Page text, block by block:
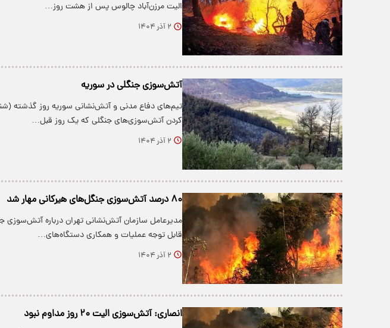
الیت مرزن‌آباد چالوس پس از هشت روز…
۲ آذر ۱۴۰۴
آتش‌سوزی جنگلی در سوریه
تیم‌های دفاع مدنی و آتش‌نشانی سوریه روز گذشته
کردن آتش‌سوزی‌های جنگلی که یک روز قبل…
۲ آذر ۱۴۰۴
۸۰ درصد آتش‌سوزی جنگل‌های هیرکانی مهار شد
مدیرعامل سازمان آتش‌نشانی تهران درباره
قابل توجه عملیات و همکاری دستگاه‌های…
۲ آذر ۱۴۰۴
انصاری: آتش‌سوزی الیت ۲۰ روز مداوم نبود